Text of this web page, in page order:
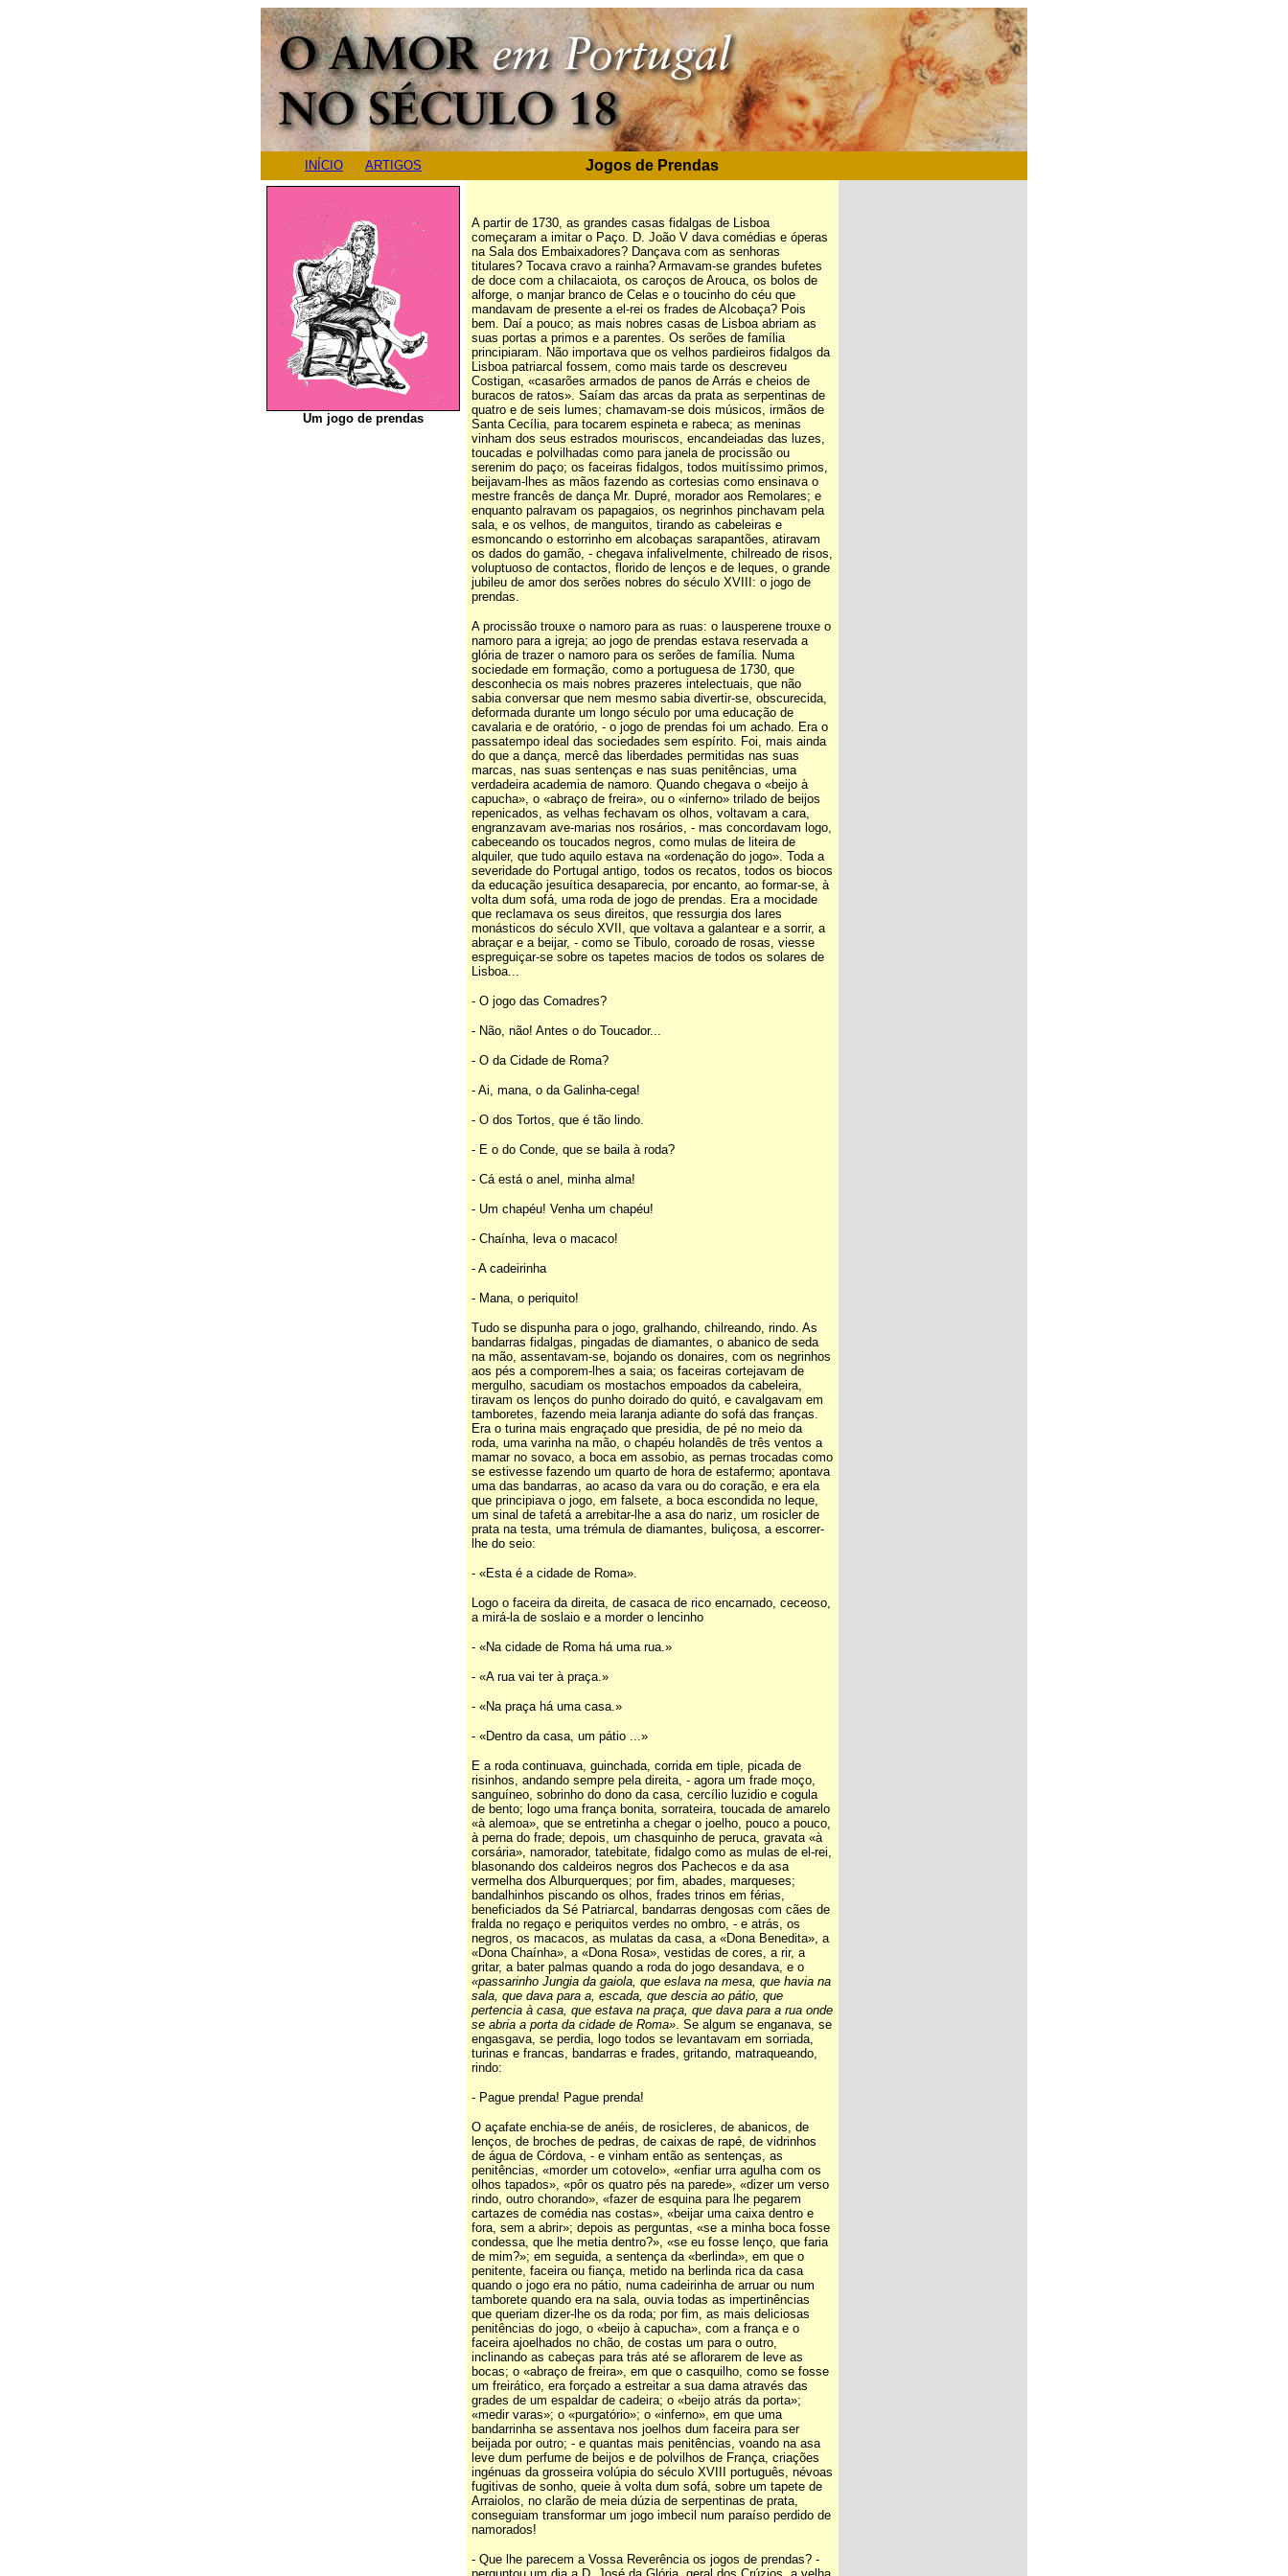
INÍCIO ARTIGOS Jogos de Prendas
Um jogo de prendas
A partir de 1730, as grandes casas fidalgas de Lisboa
começaram a imitar o Paço. D. João V dava comédias e óperas
na Sala dos Embaixadores? Dançava com as senhoras
titulares? Tocava cravo a rainha? Armavam-se grandes bufetes
de doce com a chilacaiota, os caroços de Arouca, os bolos de
alforge, o manjar branco de Celas e o toucinho do céu que
mandavam de presente a el-rei os frades de Alcobaça? Pois
bem. Daí a pouco; as mais nobres casas de Lisboa abriam as
suas portas a primos e a parentes. Os serões de família
principiaram. Não importava que os velhos pardieiros fidalgos da
Lisboa patriarcal fossem, como mais tarde os descreveu
Costigan, «casarões armados de panos de Arrás e cheios de
buracos de ratos». Saíam das arcas da prata as serpentinas de
quatro e de seis lumes; chamavam-se dois músicos, irmãos de
Santa Cecília, para tocarem espineta e rabeca; as meninas
vinham dos seus estrados mouriscos, encandeiadas das luzes,
toucadas e polvilhadas como para janela de procissão ou
serenim do paço; os faceiras fidalgos, todos muitíssimo primos,
beijavam-lhes as mãos fazendo as cortesias como ensinava o
mestre francês de dança Mr. Dupré, morador aos Remolares; e
enquanto palravam os papagaios, os negrinhos pinchavam pela
sala, e os velhos, de manguitos, tirando as cabeleiras e
esmoncando o estorrinho em alcobaças sarapantões, atiravam
os dados do gamão, - chegava infalivelmente, chilreado de risos,
voluptuoso de contactos, florido de lenços e de leques, o grande
jubileu de amor dos serões nobres do século XVIII: o jogo de
prendas.
A procissão trouxe o namoro para as ruas: o lausperene trouxe o
namoro para a igreja; ao jogo de prendas estava reservada a
glória de trazer o namoro para os serões de família. Numa
sociedade em formação, como a portuguesa de 1730, que
desconhecia os mais nobres prazeres intelectuais, que não
sabia conversar que nem mesmo sabia divertir-se, obscurecida,
deformada durante um longo século por uma educação de
cavalaria e de oratório, - o jogo de prendas foi um achado. Era o
passatempo ideal das sociedades sem espírito. Foi, mais ainda
do que a dança, mercê das liberdades permitidas nas suas
marcas, nas suas sentenças e nas suas penitências, uma
verdadeira academia de namoro. Quando chegava o «beijo à
capucha», o «abraço de freira», ou o «inferno» trilado de beijos
repenicados, as velhas fechavam os olhos, voltavam a cara,
engranzavam ave-marias nos rosários, - mas concordavam logo,
cabeceando os toucados negros, como mulas de liteira de
alquiler, que tudo aquilo estava na «ordenação do jogo». Toda a
severidade do Portugal antigo, todos os recatos, todos os biocos
da educação jesuítica desaparecia, por encanto, ao formar-se, à
volta dum sofá, uma roda de jogo de prendas. Era a mocidade
que reclamava os seus direitos, que ressurgia dos lares
monásticos do século XVII, que voltava a galantear e a sorrir, a
abraçar e a beijar, - como se Tibulo, coroado de rosas, viesse
espreguiçar-se sobre os tapetes macios de todos os solares de
Lisboa...
- O jogo das Comadres?
- Não, não! Antes o do Toucador...
- O da Cidade de Roma?
- Ai, mana, o da Galinha-cega!
- O dos Tortos, que é tão lindo.
- E o do Conde, que se baila à roda?
- Cá está o anel, minha alma!
- Um chapéu! Venha um chapéu!
- Chaínha, leva o macaco!
- A cadeirinha
- Mana, o periquito!
Tudo se dispunha para o jogo, gralhando, chilreando, rindo. As
bandarras fidalgas, pingadas de diamantes, o abanico de seda
na mão, assentavam-se, bojando os donaires, com os negrinhos
aos pés a comporem-lhes a saia; os faceiras cortejavam de
mergulho, sacudiam os mostachos empoados da cabeleira,
tiravam os lenços do punho doirado do quitó, e cavalgavam em
tamboretes, fazendo meia laranja adiante do sofá das franças.
Era o turina mais engraçado que presidia, de pé no meio da
roda, uma varinha na mão, o chapéu holandês de três ventos a
mamar no sovaco, a boca em assobio, as pernas trocadas como
se estivesse fazendo um quarto de hora de estafermo; apontava
uma das bandarras, ao acaso da vara ou do coração, e era ela
que principiava o jogo, em falsete, a boca escondida no leque,
um sinal de tafetá a arrebitar-lhe a asa do nariz, um rosicler de
prata na testa, uma trémula de diamantes, buliçosa, a escorrer-
lhe do seio:
- «Esta é a cidade de Roma».
Logo o faceira da direita, de casaca de rico encarnado, ceceoso,
a mirá-la de soslaio e a morder o lencinho
- «Na cidade de Roma há uma rua.»
- «A rua vai ter à praça.»
- «Na praça há uma casa.»
- «Dentro da casa, um pátio ...»
E a roda continuava, guinchada, corrida em tiple, picada de
risinhos, andando sempre pela direita, - agora um frade moço,
sanguíneo, sobrinho do dono da casa, cercílio luzidio e cogula
de bento; logo uma frança bonita, sorrateira, toucada de amarelo
«à alemoa», que se entretinha a chegar o joelho, pouco a pouco,
à perna do frade; depois, um chasquinho de peruca, gravata «à
corsária», namorador, tatebitate, fidalgo como as mulas de el-rei,
blasonando dos caldeiros negros dos Pachecos e da asa
vermelha dos Alburquerques; por fim, abades, marqueses;
bandalhinhos piscando os olhos, frades trinos em férias,
beneficiados da Sé Patriarcal, bandarras dengosas com cães de
fralda no regaço e periquitos verdes no ombro, - e atrás, os
negros, os macacos, as mulatas da casa, a «Dona Benedita», a
«Dona Chaínha», a «Dona Rosa», vestidas de cores, a rir, a
gritar, a bater palmas quando a roda do jogo desandava, e o
«passarinho Jungia da gaiola, que eslava na mesa, que havia na
sala, que dava para a, escada, que descia ao pátio, que
pertencia à casa, que estava na praça, que dava para a rua onde
se abria a porta da cidade de Roma». Se algum se enganava, se
engasgava, se perdia, logo todos se levantavam em sorriada,
turinas e francas, bandarras e frades, gritando, matraqueando,
rindo:
- Pague prenda! Pague prenda!
O açafate enchia-se de anéis, de rosicleres, de abanicos, de
lenços, de broches de pedras, de caixas de rapé, de vidrinhos
de água de Córdova, - e vinham então as sentenças, as
penitências, «morder um cotovelo», «enfiar urra agulha com os
olhos tapados», «pôr os quatro pés na parede», «dizer um verso
rindo, outro chorando», «fazer de esquina para lhe pegarem
cartazes de comédia nas costas», «beijar uma caixa dentro e
fora, sem a abrir»; depois as perguntas, «se a minha boca fosse
condessa, que lhe metia dentro?», «se eu fosse lenço, que faria
de mim?»; em seguida, a sentença da «berlinda», em que o
penitente, faceira ou fiança, metido na berlinda rica da casa
quando o jogo era no pátio, numa cadeirinha de arruar ou num
tamborete quando era na sala, ouvia todas as impertinências
que queriam dizer-lhe os da roda; por fim, as mais deliciosas
penitências do jogo, o «beijo à capucha», com a frança e o
faceira ajoelhados no chão, de costas um para o outro,
inclinando as cabeças para trás até se aflorarem de leve as
bocas; o «abraço de freira», em que o casquilho, como se fosse
um freirático, era forçado a estreitar a sua dama através das
grades de um espaldar de cadeira; o «beijo atrás da porta»;
«medir varas»; o «purgatório»; o «inferno», em que uma
bandarrinha se assentava nos joelhos dum faceira para ser
beijada por outro; - e quantas mais penitências, voando na asa
leve dum perfume de beijos e de polvilhos de França, criações
ingénuas da grosseira volúpia do século XVIII português, névoas
fugitivas de sonho, queie à volta dum sofá, sobre um tapete de
Arraiolos, no clarão de meia dúzia de serpentinas de prata,
conseguiam transformar um jogo imbecil num paraíso perdido de
namorados!
- Que lhe parecem a Vossa Reverência os jogos de prendas? -